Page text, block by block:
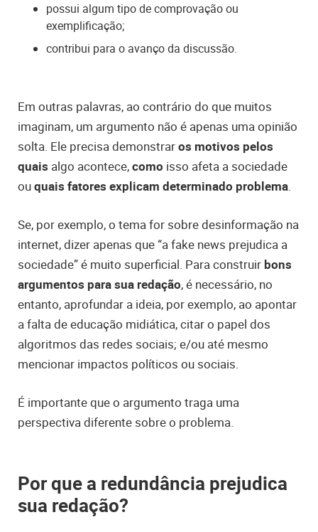
possui algum tipo de comprovação ou
exemplificação;
contribui para o avanço da discussão.
Em outras palavras, ao contrário do que muitos
imaginam, um argumento não é apenas uma opinião
solta. Ele precisa demonstraros motivos pelos
quais algo acontece,como isso afeta a sociedade
ouquais fatores explicam determinado problema.
Se, por exemplo, o tema for sobre desinformação na
internet, dizer apenas que “a fake news prejudica a
sociedade” é muito superficial. Para construir bons
argumentos para sua redação, é necessário, no
entanto, aprofundar a ideia, por exemplo, ao apontar
a falta de educação midiática, citar o papel dos
algoritmos das redes sociais; e/ou até mesmo
mencionar impactos políticos ou sociais.
É importante que o argumento traga uma
perspectiva diferente sobre o problema.
Por que a redundância prejudica
sua redação?